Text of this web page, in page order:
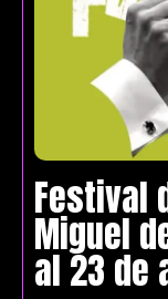
Festival
Miguel
al 23 de